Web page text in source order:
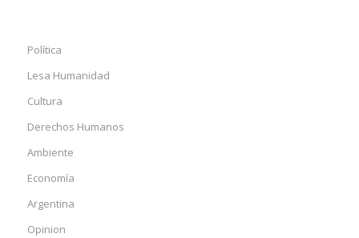
Política
Lesa Humanidad
Cultura
Derechos Humanos
Ambiente
Economía
Argentina
Opinion